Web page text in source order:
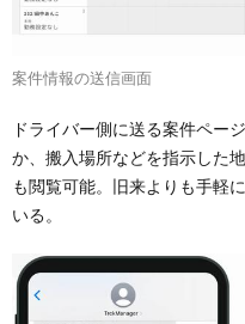
案件情報の送信画面
ドライバー側に送る案件ペー
か、搬入場所などを指示した
も閲覧可能。旧来よりも手軽
いる。